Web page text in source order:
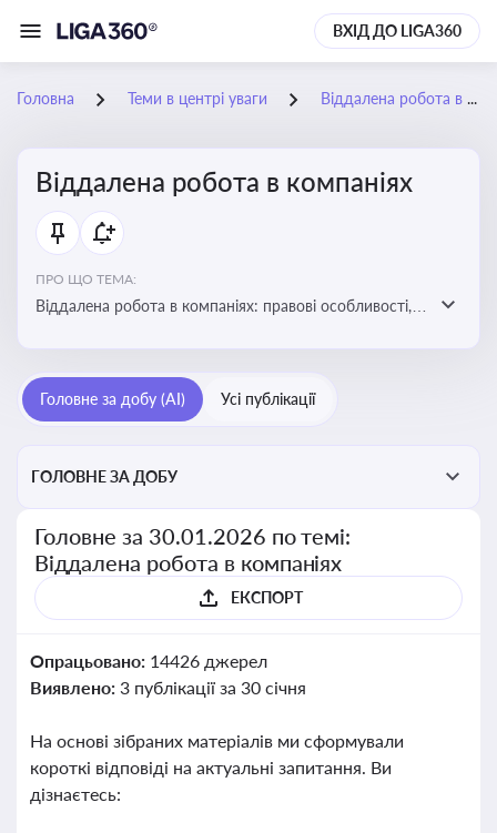
ВХІД ДО LIGA360
Головна Теми в центрі уваги Віддалена робота в компаніях
Віддалена робота в компаніях
ПРО ЩО ТЕМА:
Віддалена робота в компаніях: правові особливості,
Головне за добу (AI) Усі публікації
ГОЛОВНЕ ЗА ДОБУ
Головне за 30.01.2026 по темі:
Віддалена робота в компаніях
ЕКСПОРТ
Опрацьовано: 14426 джерел
Виявлено: 3 публікації за 30 січня
На основі зібраних матеріалів ми сформували
короткі відповіді на актуальні запитання. Ви
дізнаєтесь: